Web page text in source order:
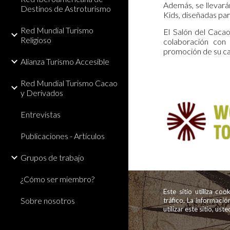
Destinos de Astroturismo
Red Mundial Turismo
Religioso
Alianza Turismo Accesible
Red Mundial Turismo Cacao
y Derivados
Entrevistas
Publicaciones - Artículos
Grupos de trabajo
¿Cómo ser miembro?
Sobre nosotros
Además, se
Kids, diseñadas
El Salón del
colaboración
promoción de su
Este sitio utiliza
tráfico. La
utilizar este sitio,